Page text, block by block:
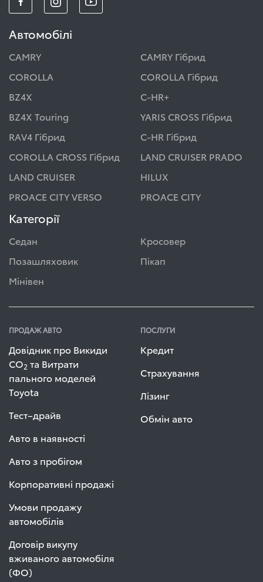
Автомобілі
CAMRY
CAMRY Гібрид
COROLLA
COROLLA Гібрид
BZ4X
C-HR+
BZ4X Touring
YARIS CROSS Гібрид
RAV4 Гібрид
C-HR Гібрид
COROLLA CROSS Гібрид
LAND CRUISER PRADO
LAND CRUISER
HILUX
PROACE CITY VERSO
PROACE CITY
Категорії
Седан
Кросовер
Позашляховик
Пікап
Мінівен
ПРОДАЖ АВТО
Довідник про Викиди
СО2 та Витрати
пального моделей
Toyota
Тест–драйв
Авто в наявності
Авто з пробігом
Корпоративні продажі
Умови продажу
автомобілів
Договір викупу
вживаного автомобіля
(ФО)
ПОСЛУГИ
Кредит
Страхування
Лізинг
Обмін авто